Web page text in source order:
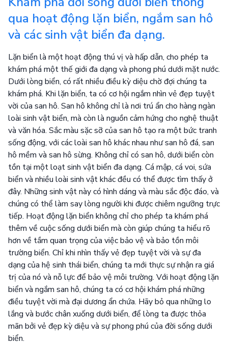
qua hoạt động lặn biển, ngắm san hô
và các sinh vật biển đa dạng.
Lặn biển là một hoạt động thú vị và hấp dẫn, cho phép ta
khám phá một thế giới đa dạng và phong phú dưới mặt nước.
Dưới lòng biển, có rất nhiều điều kỳ diệu chờ đợi chúng ta
khám phá. Khi lặn biển, ta có cơ hội ngắm nhìn vẻ đẹp tuyệt
vời của san hô. San hô không chỉ là nơi trú ẩn cho hàng ngàn
loài sinh vật biển, mà còn là nguồn cảm hứng cho nghệ thuật
và văn hóa. Sắc màu sặc sỡ của san hô tạo ra một bức tranh
sống động, với các loài san hô khác nhau như san hô đá, san
hô mềm và san hô sừng. Không chỉ có san hô, dưới biển còn
tồn tại một loạt sinh vật biển đa dạng. Cá mập, cá voi, sứa
biển và nhiều loài sinh vật khác đều có thể được tìm thấy ở
đây. Những sinh vật này có hình dáng và màu sắc độc đáo, và
chúng có thể làm say lòng người khi được chiêm ngưỡng trực
tiếp. Hoạt động lặn biển không chỉ cho phép ta khám phá
thêm về cuộc sống dưới biển mà còn giúp chúng ta hiểu rõ
hơn về tầm quan trọng của việc bảo vệ và bảo tồn môi
trường biển. Chỉ khi nhìn thấy vẻ đẹp tuyệt vời và sự đa
dạng của hệ sinh thái biển, chúng ta mới thực sự nhận ra giá
trị của nó và nỗ lực để bảo vệ môi trường. Với hoạt động lặn
biển và ngắm san hô, chúng ta có cơ hội khám phá những
điều tuyệt vời mà đại dương ẩn chứa. Hãy bỏ qua những lo
lắng và bước chân xuống dưới biển, để lòng ta được thỏa
mãn bởi vẻ đẹp kỳ diệu và sự phong phú của đời sống dưới
biển.